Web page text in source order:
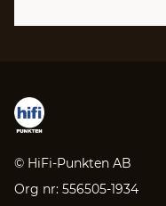
© HiFi-Punkten AB
Org nr: 556505-1934